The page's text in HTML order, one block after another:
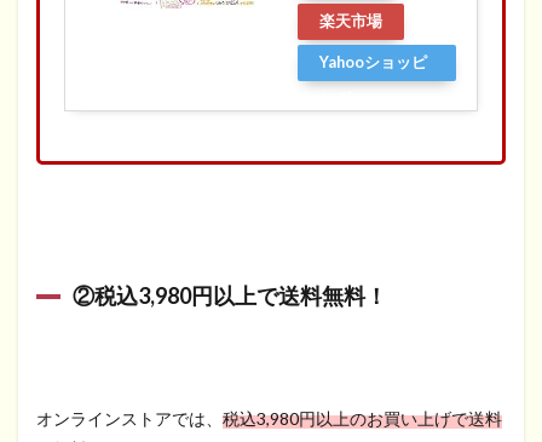
楽天市場
Yahooショッピ
②税込3,980円以上で送料無料！
オンラインストアでは、 税込3,980円以上のお買い上げで送料